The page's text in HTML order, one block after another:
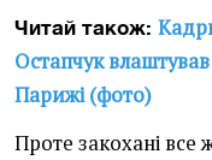
Читай також:
Остапчук
Парижі (фото)
Проте закохані все